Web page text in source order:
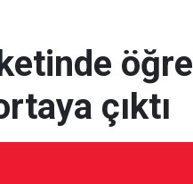
çıktı